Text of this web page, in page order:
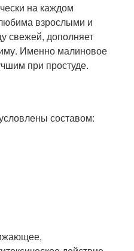
на каждом
взрослыми и
свежей, дополняет
Именно малиновое
при простуде.
составом: